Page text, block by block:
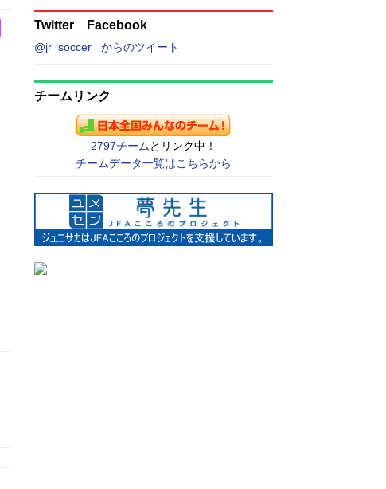
Twitter Facebook
@jr_soccer_ からのツイート
チームリンク
2797チーム とリンク中！
チームデータ一覧はこちらから